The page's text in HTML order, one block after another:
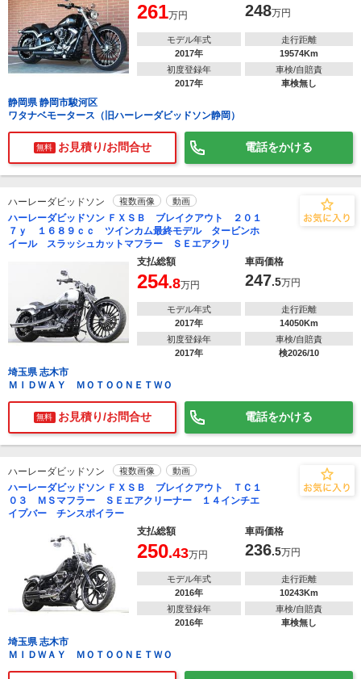
261万円 248万円
モデル年式
2017年
走行距離
19574Km
初度登録年
2017年
車検/自賠責
車検無し
静岡県 静岡市駿河区
ワタナベモータース（旧ハーレーダビッドソン静岡）
無料 お見積り/お問合せ 電話をかける
ハーレーダビッドソン 複数画像 動画
ハーレーダビッドソン ＦＸＳＢ ブレイクアウト ２０１
７ｙ １６８９ｃｃ ツインカム最終モデル タービンホ
イール スラッシュカットマフラー ＳＥエアクリ
支払総額
車両価格
254.8万円 247.5万円
モデル年式
2017年
走行距離
14050Km
初度登録年
2017年
車検/自賠責
検2026/10
埼玉県 志木市
ＭＩＤＷＡＹ ＭＯＴＯＯＮＥＴＷＯ
無料 お見積り/お問合せ 電話をかける
ハーレーダビッドソン 複数画像 動画
ハーレーダビッドソン ＦＸＳＢ ブレイクアウト ＴＣ１
０３ ＭＳマフラー ＳＥエアクリーナー １４インチエ
イプバー チンスポイラー
支払総額
車両価格
250.43万円 236.5万円
モデル年式
2016年
走行距離
10243Km
初度登録年
2016年
車検/自賠責
車検無し
埼玉県 志木市
ＭＩＤＷＡＹ ＭＯＴＯＯＮＥＴＷＯ